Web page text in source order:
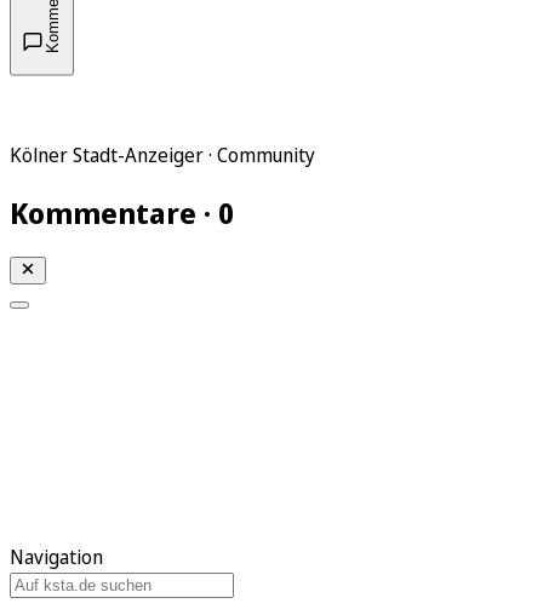
Kölner Stadt-Anzeiger · Community
Kommentare · 0
Navigation